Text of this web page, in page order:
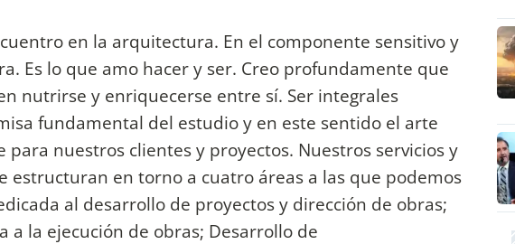
en la arquitectura. En el componente sensitivo y
Es lo que amo hacer y ser. Creo profundamente que
nutrirse y enriquecerse entre sí. Ser integrales
fundamental del estudio y en este sentido el arte
nuestros clientes y proyectos. Nuestros servicios y
estructuran en torno a cuatro áreas a las que podemos
al desarrollo de proyectos y dirección de obras;
a la ejecución de obras; Desarrollo de